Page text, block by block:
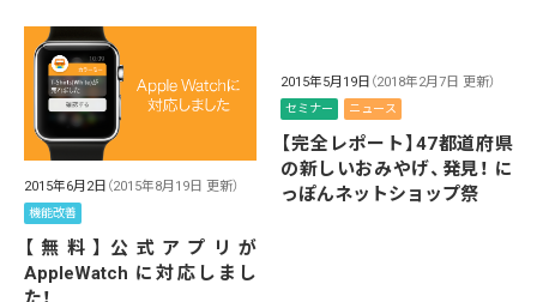
2015年6月2日 （2015年8月19日 更新）
機能改善
【無料】公式アプリが
AppleWatch に対応しまし
2015年5月19日 （2018年2月7日 更新）
セミナー ニュース
【完全レポート】47都道府県
の新しいおみやげ、発見！ に
っぽんネットショップ祭